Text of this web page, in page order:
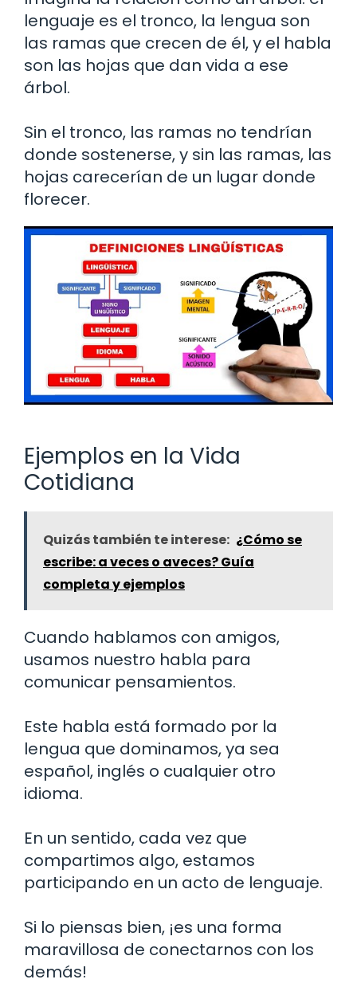
lenguaje es el tronco, la lengua son
las ramas que crecen de él, y el habla
son las hojas que dan vida a ese
árbol.
Sin el tronco, las ramas no tendrían
donde sostenerse, y sin las ramas, las
hojas carecerían de un lugar donde
florecer.
Ejemplos en la Vida
Cotidiana
Quizás también te interese: ¿Cómo se
escribe: a veces o aveces? Guía
completa y ejemplos
Cuando hablamos con amigos,
usamos nuestro habla para
comunicar pensamientos.
Este habla está formado por la
lengua que dominamos, ya sea
español, inglés o cualquier otro
idioma.
En un sentido, cada vez que
compartimos algo, estamos
participando en un acto de lenguaje.
Si lo piensas bien, ¡es una forma
maravillosa de conectarnos con los
demás!